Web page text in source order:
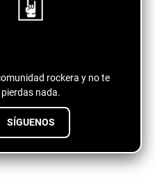
rockera y no te
pierdas nada.
SÍGUENOS